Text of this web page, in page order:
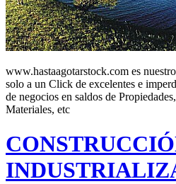
www.hastaagotarstock.com es
solo a un Click de excelentes e
de negocios en saldos de
Materiales, etc